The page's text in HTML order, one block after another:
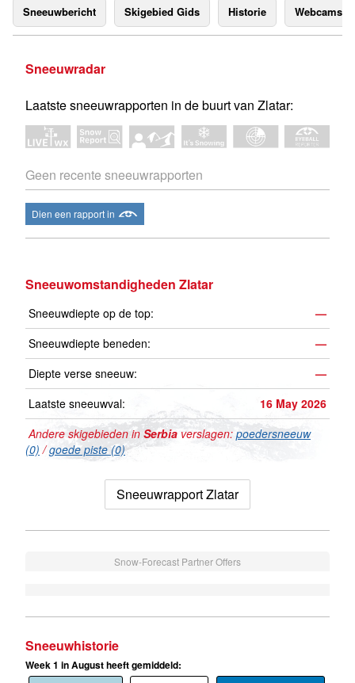
Sneeuwbericht Skigebied Gids Historie Webcams
Sneeuwradar
Laatste sneeuwrapporten in de buurt van Zlatar:
Geen recente sneeuwrapporten
Dien een rapport in
Sneeuwomstandigheden Zlatar
Sneeuwdiepte op de top:
—
Sneeuwdiepte beneden:
—
Diepte verse sneeuw:
—
Laatste sneeuwval:
16 May 2026
Andere skigebieden in Serbia verslagen: poedersneeuw
(0) /goede piste (0)
Sneeuwrapport Zlatar
Snow-Forecast Partner Offers
Sneeuwhistorie
Week 1 in August heeft gemiddeld: